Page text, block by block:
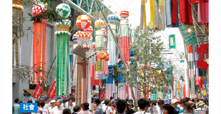
10
萬
元
買
毒
遭
警
逮
獲
全
數
查
扣
社會